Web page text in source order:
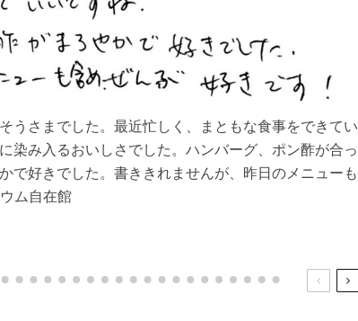
うさまでした。最近忙しく、まともな食事をできてい
染み入るおいしさでした。ハンバーグ、ポン酢が合っ
で好きでした。書ききれませんが、昨日のメニューも
ム自在館